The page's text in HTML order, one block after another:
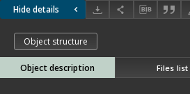
Hide details
Object structure
Object description Files list